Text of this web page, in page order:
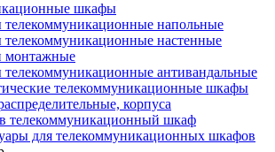
шкафы
напольные
настенные
монтажные
антивандальные
телекоммуникационные шкафы
корпуса
телекоммуникационный шкаф
для телекоммуникационных шкафов